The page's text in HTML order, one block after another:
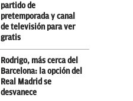
partido de
pretemporada y canal
de televisión para ver
gratis
Rodrigo, más cerca del
Barcelona: la opción del
Real Madrid se
desvanece